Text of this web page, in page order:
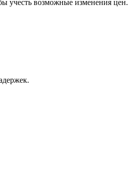
учесть возможные изменения цен.